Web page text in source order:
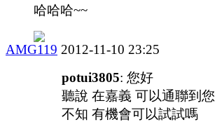
哈哈哈~~
AMG119 2012-11-10 23:25
potui3805: 您好
聽說 在嘉義 可以通聯到您
不知 有機會可以試試嗎